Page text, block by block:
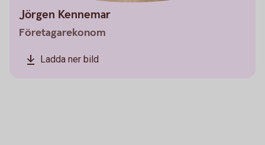
Jörgen Kennemar
Företagarekonom
Ladda ner bild